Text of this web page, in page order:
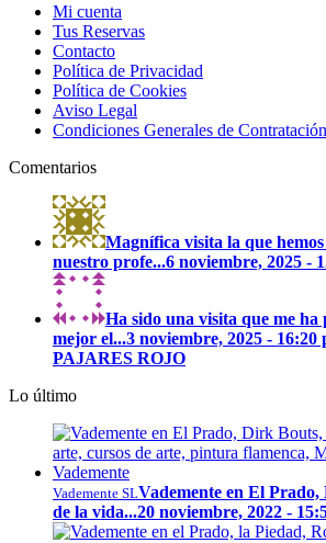
Mi cuenta
Tus Reservas
Contacto
Política de Privacidad
Política de Cookies
Aviso Legal
Condiciones Generales de Contratación
Comentarios
Magnífica visita la que
nuestro profe...6 noviembre, 2025 -
Ha sido una visita que me
mejor el...3 noviembre, 2025 -
PAJARES ROJO
Lo último
Vademente SLVademente en El
de la vida...20 noviembre, 2022 -